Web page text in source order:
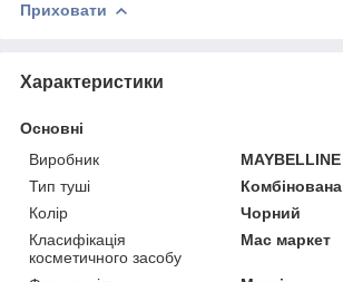
Приховати
Характеристики
Основні
Виробник
MAYBELLINE
Тип туші
Комбінована
Колір
Чорний
Класифікація
косметичного засобу
Мас маркет